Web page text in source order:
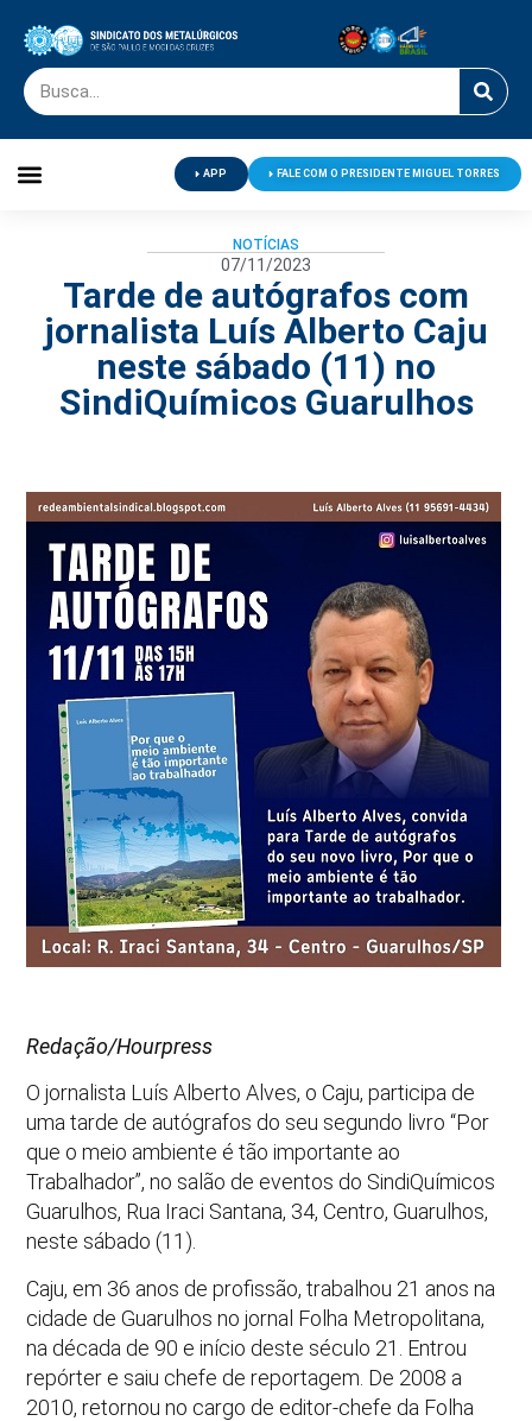
APP FALE COM O PRESIDENTE MIGUEL TORRES
NOTÍCIAS
07/11/2023
Tarde de autógrafos com
jornalista Luís Alberto Caju
neste sábado (11) no
SindiQuímicos Guarulhos
Redação/Hourpress
O jornalista Luís Alberto Alves, o Caju, participa de
uma tarde de autógrafos do seu segundo livro “Por
que o meio ambiente é tão importante ao
Trabalhador”, no salão de eventos do SindiQuímicos
Guarulhos, Rua Iraci Santana, 34, Centro, Guarulhos,
neste sábado (11).
Caju, em 36 anos de profissão, trabalhou 21 anos na
cidade de Guarulhos no jornal Folha Metropolitana,
na década de 90 e início deste século 21. Entrou
repórter e saiu chefe de reportagem. De 2008 a
2010, retornou no cargo de editor-chefe da Folha